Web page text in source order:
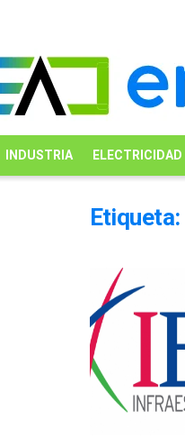
INDUSTRIA ELECTRICIDAD
Etiqueta: